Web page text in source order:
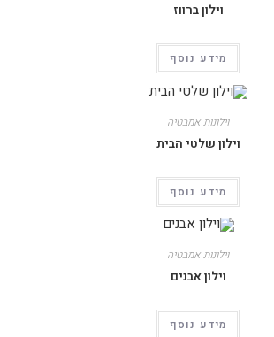
וילון ברווז
מידע נוסף
וילונות אמבטיה
וילון שלטי הבית
מידע נוסף
וילונות אמבטיה
וילון אבנים
מידע נוסף